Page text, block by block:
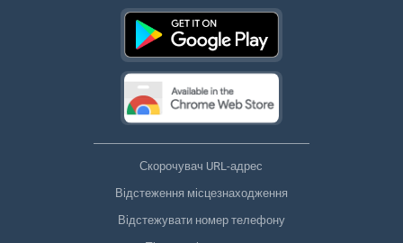
Скорочувач URL-адрес
Відстеження місцезнаходження
Відстежувати номер телефону